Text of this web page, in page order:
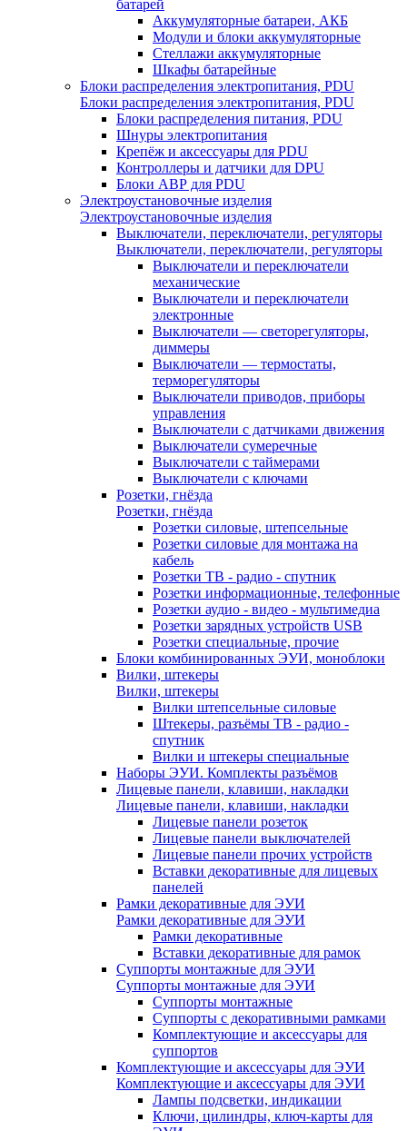
батарей
Аккумуляторные батареи, АКБ
Модули и блоки аккумуляторные
Стеллажи аккумуляторные
Шкафы батарейные
Блоки распределения электропитания, PDU
Блоки распределения электропитания, PDU
Блоки распределения питания, PDU
Шнуры электропитания
Крепёж и аксессуары для PDU
Контроллеры и датчики для DPU
Блоки АВР для PDU
Электроустановочные изделия
Электроустановочные изделия
Выключатели, переключатели, регуляторы
Выключатели, переключатели, регуляторы
Выключатели и переключатели
механические
Выключатели и переключатели
электронные
Выключатели — светорегуляторы,
диммеры
Выключатели — термостаты,
терморегуляторы
Выключатели приводов, приборы
управления
Выключатели с датчиками движения
Выключатели сумеречные
Выключатели с таймерами
Выключатели с ключами
Розетки, гнёзда
Розетки, гнёзда
Розетки силовые, штепсельные
Розетки силовые для монтажа на
кабель
Розетки ТВ - радио - спутник
Розетки информационные, телефонные
Розетки аудио - видео - мультимедиа
Розетки зарядных устройств USB
Розетки специальные, прочие
Блоки комбинированных ЭУИ, моноблоки
Вилки, штекеры
Вилки, штекеры
Вилки штепсельные силовые
Штекеры, разъёмы ТВ - радио -
спутник
Вилки и штекеры специальные
Наборы ЭУИ. Комплекты разъёмов
Лицевые панели, клавиши, накладки
Лицевые панели, клавиши, накладки
Лицевые панели розеток
Лицевые панели выключателей
Лицевые панели прочих устройств
Вставки декоративные для лицевых
панелей
Рамки декоративные для ЭУИ
Рамки декоративные для ЭУИ
Рамки декоративные
Вставки декоративные для рамок
Суппорты монтажные для ЭУИ
Суппорты монтажные для ЭУИ
Суппорты монтажные
Суппорты с декоративными рамками
Комплектующие и аксессуары для
суппортов
Комплектующие и аксессуары для ЭУИ
Комплектующие и аксессуары для ЭУИ
Лампы подсветки, индикации
Ключи, цилиндры, ключ-карты для